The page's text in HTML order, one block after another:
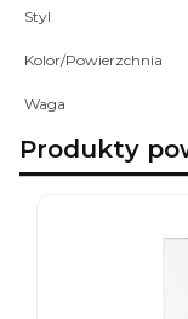
Styl
Kolor/Powierzchnia
Waga
Produkty